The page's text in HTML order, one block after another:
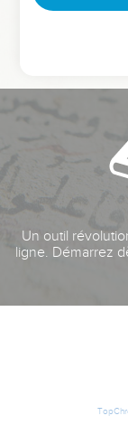
Un outil
ligne. Démarrez